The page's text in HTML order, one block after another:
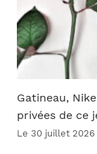
Gatineau,
privées de ce
Le 30 juillet 2026